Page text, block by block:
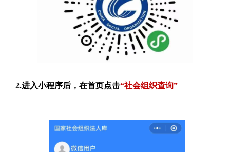
2.进入小程序后，在首页点击“社会组织查询”